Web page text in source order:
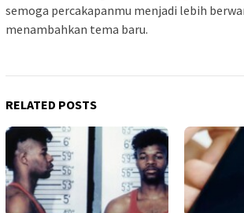
semoga percakapanmu menjadi lebih
menambahkan tema baru.
RELATED POSTS